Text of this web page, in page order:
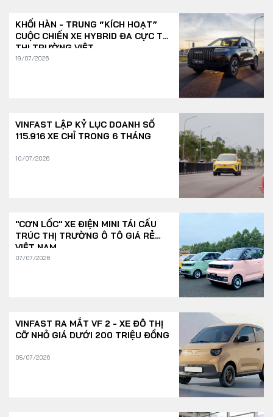
KHỐI HÀN - TRUNG “KÍCH HOẠT”
CUỘC CHIẾN XE HYBRID ĐA CỰC TẠI
THỊ TRƯỜNG VIỆT
19/07/2026
VINFAST LẬP KỶ LỤC DOANH SỐ
115.916 XE CHỈ TRONG 6 THÁNG
10/07/2026
"CƠN LỐC" XE ĐIỆN MINI TÁI CẤU
TRÚC THỊ TRƯỜNG Ô TÔ GIÁ RẺ
VIỆT NAM
07/07/2026
VINFAST RA MẮT VF 2 - XE ĐÔ THỊ
CỠ NHỎ GIÁ DƯỚI 200 TRIỆU ĐỒNG
05/07/2026